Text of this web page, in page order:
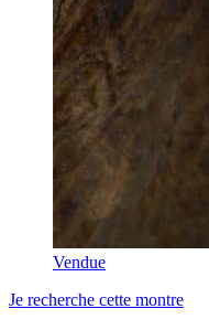
Vendue
Je recherche cette montre